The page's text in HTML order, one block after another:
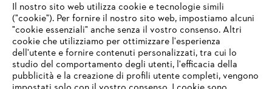
Informazioni legali
STIHL VERTRIEBS AG, 8617 Mönchaltorf
Il nostro sito web utilizza cookie e tecnologie simili
("cookie"). Per fornire il nostro sito web, impostiamo alcuni
"cookie essenziali" anche senza il vostro consenso. Altri
cookie che utilizziamo per ottimizzare l'esperienza
dell'utente e fornire contenuti personalizzati, tra cui lo
studio del comportamento degli utenti, l'efficacia della
pubblicità e la creazione di profili utente completi, vengono